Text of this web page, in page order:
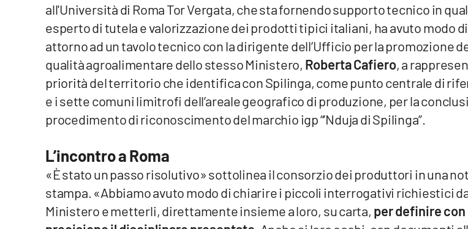
LaC Network
Reggio Calabria
all'Università di Roma Tor Vergata, che sta fornendo supporto tecnico in
esperto di tutela e valorizzazione dei prodotti tipici italiani, ha avuto modo
attorno ad un tavolo tecnico con la dirigente dell’Ufficio per la promozione
qualità agroalimentare dello stesso Ministero, Roberta Cafiero, a
priorità del territorio che identifica con Spilinga, come punto centrale di
e i sette comuni limitrofi dell’areale geografico di produzione, per la
procedimento di riconoscimento del marchio igp “’Nduja di Spilinga”.
L’incontro a Roma
«È stato un passo risolutivo» sottolinea il consorzio dei produttori in una
stampa. «Abbiamo avuto modo di chiarire i piccoli interrogativi richiestici
Ministero e metterli, direttamente insieme a loro, su carta, per definire con